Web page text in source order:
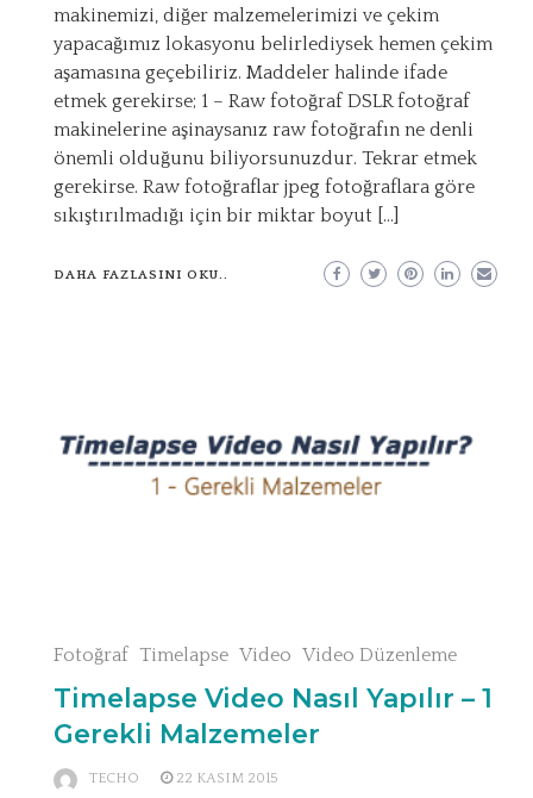
makinemizi, diğer malzemelerimizi ve çekim
yapacağımız lokasyonu belirlediysek hemen çekim
aşamasına geçebiliriz. Maddeler halinde ifade
etmek gerekirse; 1 – Raw fotoğraf DSLR fotoğraf
makinelerine aşinaysanız raw fotoğrafın ne denli
önemli olduğunu biliyorsunuzdur. Tekrar etmek
gerekirse. Raw fotoğraflar jpeg fotoğraflara göre
sıkıştırılmadığı için bir miktar boyut […]
DAHA FAZLASINI OKU..
Fotoğraf Timelapse Video Video Düzenleme
Timelapse Video Nasıl Yapılır – 1
Gerekli Malzemeler
TECHO 22 KASIM 2015